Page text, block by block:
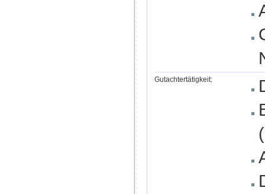
Gutachtertätigkeit: